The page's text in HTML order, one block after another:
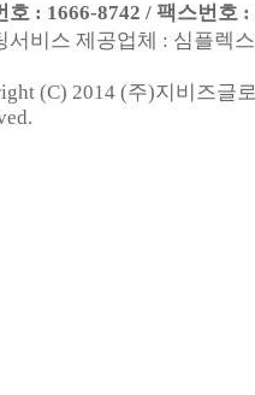
호 : 1666-8742 / 팩스번호 :
서비스 제공업체 : 심플렉
(C) 2014 (주)지비즈글